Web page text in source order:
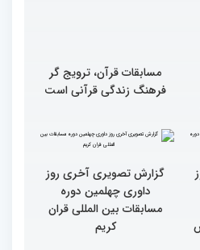
مسابقات قرآن، ترویج گر
فرهنگ زندگی قرآنی است
گزارش تصویری آخری روز